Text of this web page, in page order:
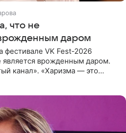
что не
даром
фестивале VK Fest-2026
является врожденным даром.
канал». «Харизма — это